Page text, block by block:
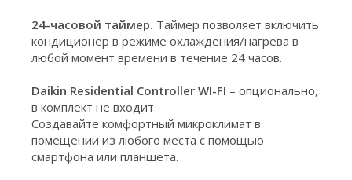
24-часовой таймер. Таймер позволяет включить
кондиционер в режиме охлаждения/нагрева в
любой момент времени в течение 24 часов.
Daikin Residential Controller WI-FI – опционально,
в комплект не входит
Создавайте комфортный микроклимат в
помещении из любого места с помощью
смартфона или планшета.